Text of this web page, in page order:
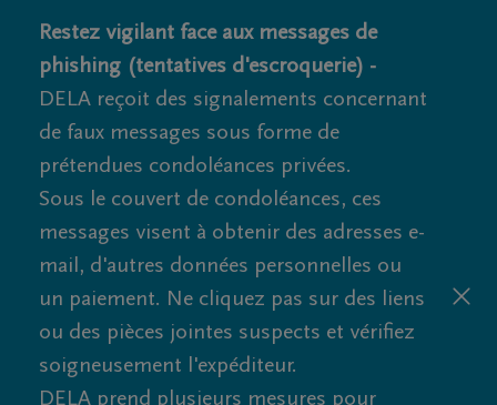
Restez vigilant face aux messages de
phishing (tentatives d'escroquerie) -
DELA reçoit des signalements concernant
de faux messages sous forme de
prétendues condoléances privées.
Sous le couvert de condoléances, ces
messages visent à obtenir des adresses e-
mail, d'autres données personnelles ou
un paiement. Ne cliquez pas sur des liens
ou des pièces jointes suspects et vérifiez
soigneusement l'expéditeur.
DELA prend plusieurs mesures pour